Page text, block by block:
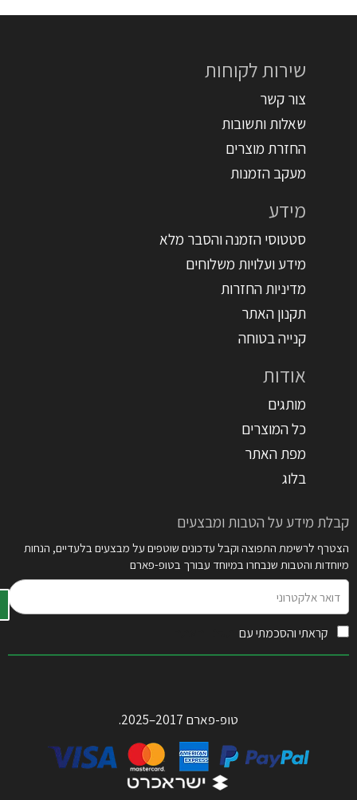
שירות לקוחות
צור קשר
שאלות ותשובות
החזרת מוצרים
מעקב הזמנות
מידע
סטטוסי הזמנה והסבר מלא
מידע ועלויות משלוחים
מדיניות החזרות
תקנון האתר
קנייה בטוחה
אודות
מותגים
כל המוצרים
מפת האתר
בלוג
קבלת מידע על הטבות ומבצעים
הצטרף לרשימת התפוצה וקבל עדכונים שוטפים על מבצעים בלעדיים, הנחות
מיוחדות והטבות שנבחרו במיוחד עבורך בטופ-פארם
אלקטרוני
קראתי והסכמתי עם
טופ-פארם 2017–2025.